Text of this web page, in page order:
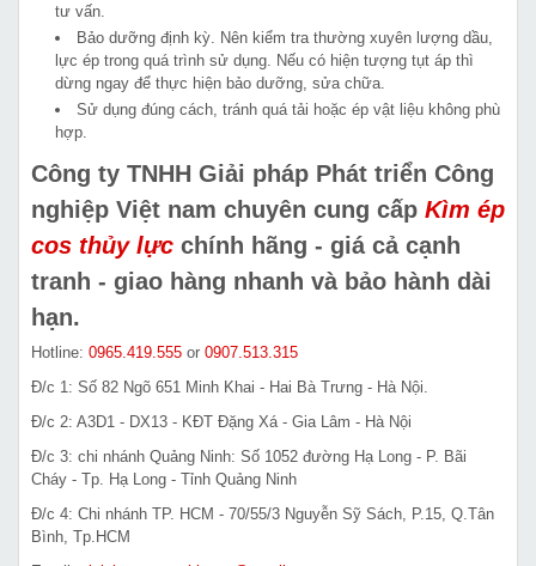
tư vấn.
Bảo dưỡng định kỳ. Nên kiểm tra thường xuyên lượng dầu,
lực ép trong quá trình sử dụng. Nếu có hiện tượng tụt áp thì
dừng ngay để thực hiện bảo dưỡng, sửa chữa.
Sử dụng đúng cách, tránh quá tải hoặc ép vật liệu không phù
hợp.
Công ty TNHH Giải pháp Phát triển Công
nghiệp Việt nam chuyên cung cấp Kìm ép
cos thủy lực chính hãng - giá cả cạnh
tranh - giao hàng nhanh và bảo hành dài
hạn.
Hotline: 0965.419.555 or 0907.513.315
Đ/c 1: Số 82 Ngõ 651 Minh Khai - Hai Bà Trưng - Hà Nội.
Đ/c 2: A3D1 - DX13 - KĐT Đặng Xá - Gia Lâm - Hà Nội
Đ/c 3: chi nhánh Quảng Ninh: Số 1052 đường Hạ Long - P. Bãi
Cháy - Tp. Hạ Long - Tỉnh Quảng Ninh
Đ/c 4: Chi nhánh TP. HCM - 70/55/3 Nguyễn Sỹ Sách, P.15, Q.Tân
Bình, Tp.HCM